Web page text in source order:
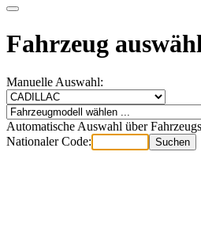
Fahrzeug
Manuelle Auswahl:
Automatische Auswahl über
Nationaler Code: